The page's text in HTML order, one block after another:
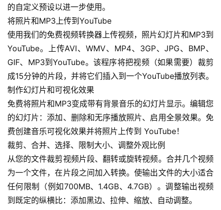
营
百
科
创
资
源
会
员
专
区
的自定义预设以进一步使用。
将照片和MP3上传到YouTube
使用我们的免费视频转换器上传视频，照片幻灯片和MP3到
YouTube。上传AVI、WMV、MP4、3GP、JPG、BMP、
GIF、MP3到YouTube。该程序将把视频（如果需要）裁剪
成15分钟的片段，并将它们插入到一个YouTube播放列表。
制作幻灯片和可视化效果
免费将照片和MP3变成带有背景音乐的幻灯片显示。编辑您
的幻灯片：添加、删除和无序播放照片、启用全景效果。免
费创建音乐可视化效果并将照片上传到 YouTube！
裁剪、合并、选择、限制大小、调整外观比例
从您的文件裁剪视频片段、翻转或旋转视频。合并几个视频
为一个文件，在片段之间加入转换。使输出文件的大小适合
任何限制（例如700MB、1.4GB、4.7GB）。调整输出视频
到既定的纵横比：添加黑边、拉伸、缩放、自动调整。